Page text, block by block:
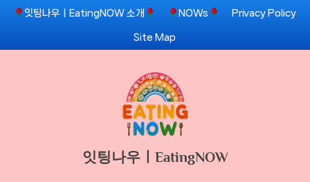
Skip
content
잇팅나우ㅣEatingNOW 소개 NOWs Privacy Policy
Site Map
잇팅나우ㅣEatingNOW